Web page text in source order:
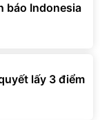
báo Indonesia
lấy 3 điểm